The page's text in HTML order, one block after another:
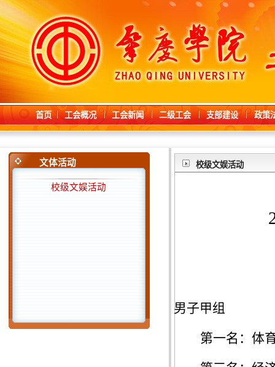
首页 工会概况 工会新闻 二级工会 支部建设 政策
文体活动
校级文娱活动
校级文娱活动
男子甲组
第一名：体